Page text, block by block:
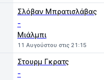
Σλόβαν Μπρατισλάβας
-
Μιάλμπι
11 Αυγούστου στις 21:15
Στουρμ Γκρατς
-